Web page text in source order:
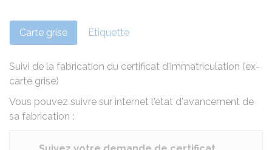
Carte grise Étiquette
Suivi de la fabrication du certificat d'immatriculation (ex-
carte grise)
Vous pouvez suivre sur internet l'état d'avancement de
sa fabrication :